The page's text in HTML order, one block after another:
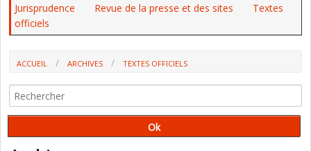
Jurisprudence
Revue de la presse et des sites
Textes
officiels
ACCUEIL ARCHIVES
TEXTES OFFICIELS
MFR, LES ML, L'ENSEIGNEMENT ARTISTIQUE ET CULTUREL...